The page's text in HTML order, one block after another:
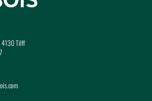
4130 Tilff